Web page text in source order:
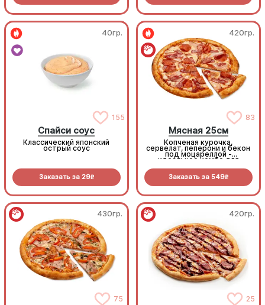
40гр.
155
Спайси соус
Классический японский
острый соус
Заказать за 29R
420гр.
83
Мясная 25см
Копченая курочка,
сервелат, пеперони и бекон
под моцареллой -
идеальное комбо для
Заказать за 549R
430гр.
75
420гр.
25